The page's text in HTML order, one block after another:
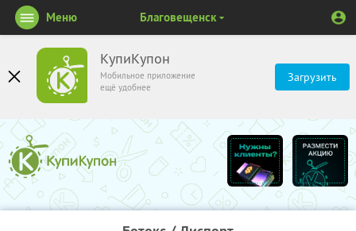
КупиКупон
Мобильное приложение
ещё удобнее
Загрузить
Меню Благовещенск